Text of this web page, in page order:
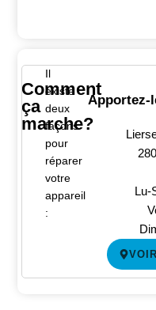
Comment
ça
marche?
Il
existe
deux
façons
pour
réparer
votre
appareil
:
Apportez-
Lu-